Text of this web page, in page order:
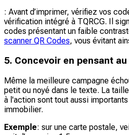
: Avant d’imprimer, vérifiez vos
vérification intégré à TQRCG. Il
codes présentant un faible
scanner QR Codes, vous évitant
5. Concevoir en pensant
Même la meilleure campagne
petit ou noyé dans le texte. La
à l'action sont tout aussi
immobilier.
Exemple: sur une carte postale,